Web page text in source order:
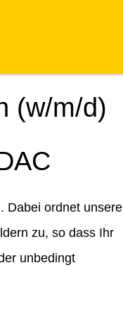
(w/m/d)
Dabei ordnet unsere
zu, so dass Ihr
unbedingt